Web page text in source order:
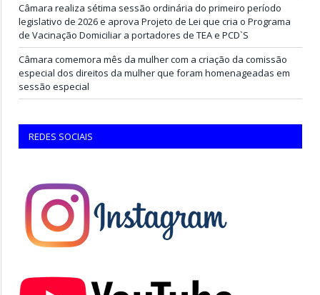
Câmara realiza sétima sessão ordinária do primeiro período
legislativo de 2026 e aprova Projeto de Lei que cria o Programa
de Vacinação Domiciliar a portadores de TEA e PCD`S
Câmara comemora mês da mulher com a criação da comissão
especial dos direitos da mulher que foram homenageadas em
sessão especial
REDES SOCIAIS